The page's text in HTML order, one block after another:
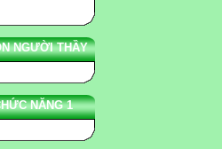
NGƯỜI THẦY
NĂNG 1